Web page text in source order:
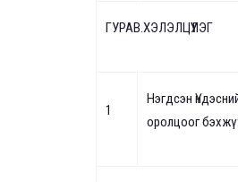
ГУРАВ.ХЭЛЭЛЦҮҮЛЭГ
1
Нэгдсэн
оролцоог